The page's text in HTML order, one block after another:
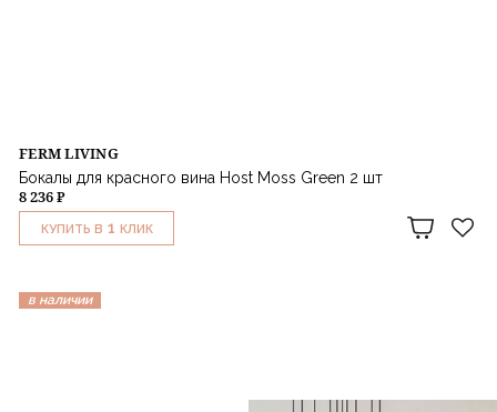
FERM LIVING
Бокалы для красного вина Host Moss Green 2 шт
8 236 ₽
КУПИТЬ В 1 КЛИК
в наличии